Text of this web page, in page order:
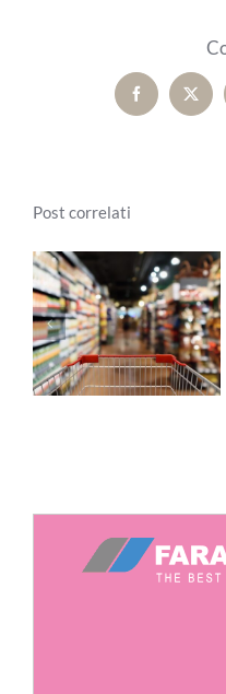
FacebookX
Post correlati